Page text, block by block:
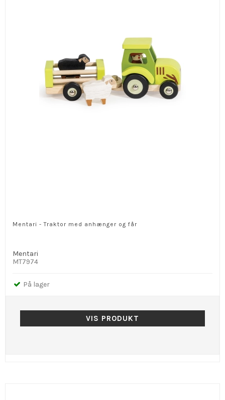
Mentari - Traktor med anhænger og får
Mentari
MT7974
På lager
VIS PRODUKT